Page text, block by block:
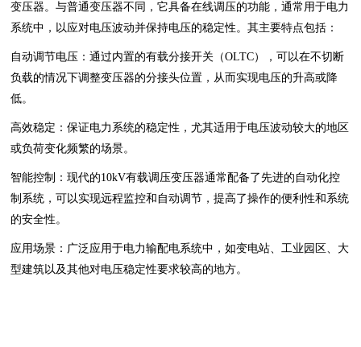
变压器。与普通变压器不同，它具备在线调压的功能，通常用于电力
系统中，以应对电压波动并保持电压的稳定性。其主要特点包括：
自动调节电压：通过内置的有载分接开关（OLTC），可以在不切断
负载的情况下调整变压器的分接头位置，从而实现电压的升高或降
低。
高效稳定：保证电力系统的稳定性，尤其适用于电压波动较大的地区
或负荷变化频繁的场景。
智能控制：现代的10kV有载调压变压器通常配备了先进的自动化控
制系统，可以实现远程监控和自动调节，提高了操作的便利性和系统
的安全性。
应用场景：广泛应用于电力输配电系统中，如变电站、工业园区、大
型建筑以及其他对电压稳定性要求较高的地方。